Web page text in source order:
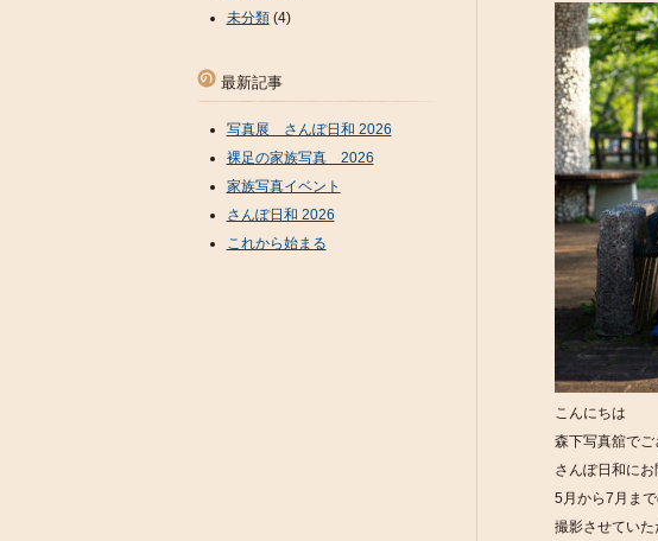
こんにちは
森下写真舘でご
さんぽ日和に
5月から7月ま
撮影させていた
未分類(4)
最新記事
写真展 さんぽ日和 2026
裸足の家族写真 2026
家族写真イベント
さんぽ日和 2026
これから始まる